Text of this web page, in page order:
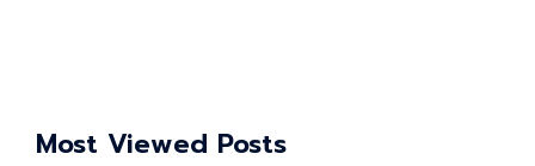
Most Viewed Posts